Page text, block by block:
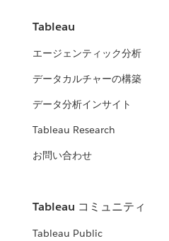
Tableau
エージェンティック分析
データカルチャーの構築
データ分析インサイト
Tableau Research
お問い合わせ
Tableau コミュニティ
Tableau Public